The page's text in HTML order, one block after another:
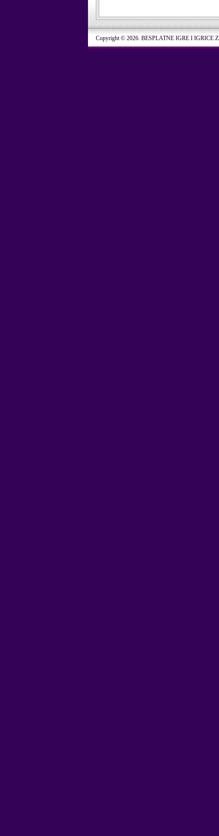
Copyright © 2026. BESPLATNE IGRE I IGRICE